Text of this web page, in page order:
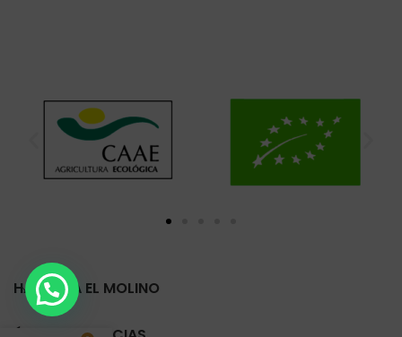
HARINERA EL MOLINO